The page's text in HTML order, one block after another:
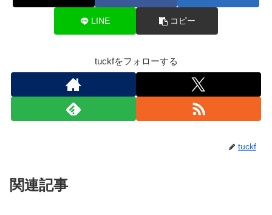
LINE コピー
tuckfをフォローする
tuckf
関連記事